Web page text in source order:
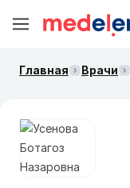
Главная Врачи